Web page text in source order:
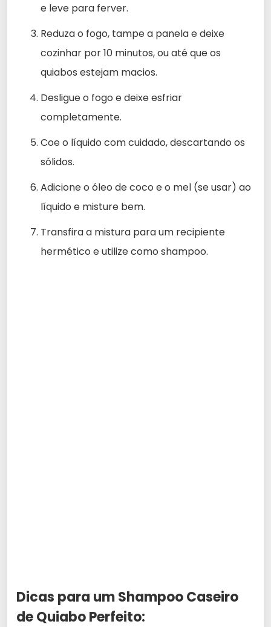
e leve para ferver.
Reduza o fogo, tampe a panela e deixe
cozinhar por 10 minutos, ou até que os
quiabos estejam macios.
Desligue o fogo e deixe esfriar
completamente.
Coe o líquido com cuidado, descartando os
sólidos.
Adicione o óleo de coco e o mel (se usar) ao
líquido e misture bem.
Transfira a mistura para um recipiente
hermético e utilize como shampoo.
Dicas para um Shampoo Caseiro
de Quiabo Perfeito: